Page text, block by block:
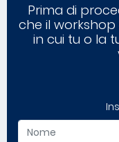
Prima di
che il
in cui tu o la